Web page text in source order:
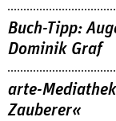
Buch-Tipp:
Dominik Graf
arte-
Zauberer«